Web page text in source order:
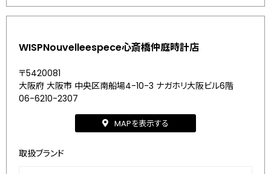
WISPNouvelleespece心斎橋仲庭時計店
〒5420081
大阪府 大阪市 中央区南船場4-10-3 ナガホリ大阪ビル6階
06-6210-2307
MAPを表示する
取扱ブランド